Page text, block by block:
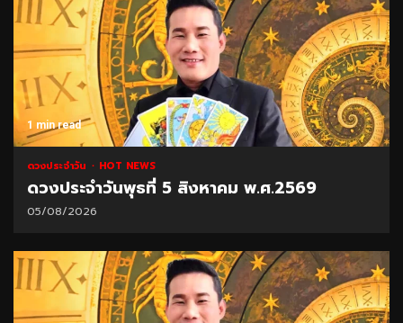
1 min read
ดวงประจำวัน HOT NEWS
ดวงประจำวันพุธที่ 5 สิงหาคม พ.ศ.2569
05/08/2026